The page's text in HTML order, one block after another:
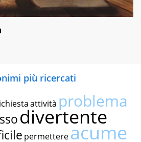
più ricercati
attività problema
divertente
permettereacume